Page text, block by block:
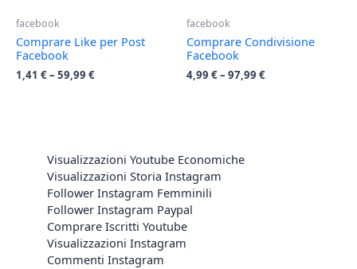
facebook
Comprare Like per Post
Facebook
1,41 €– 59,99 €
facebook
Comprare Condivisione
Facebook
4,99 €– 97,99 €
Visualizzazioni Youtube Economiche
Visualizzazioni Storia Instagram
Follower Instagram Femminili
Follower Instagram Paypal
Comprare Iscritti Youtube
Visualizzazioni Instagram
Commenti Instagram